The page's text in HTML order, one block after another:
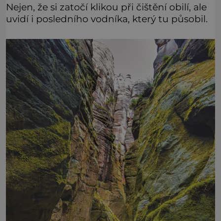
Nejen, že si zatočí klikou při čištění obilí, ale
uvidí i posledního vodníka, který tu působil.